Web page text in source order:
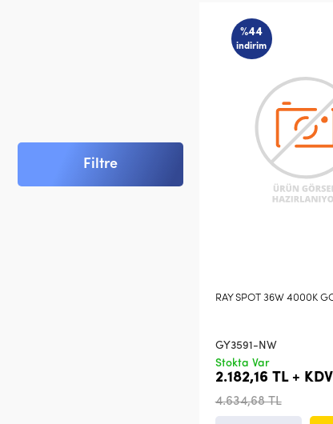
Filtre
%44
indirim
RAY SPOT 36W 4000K
GY3591-NW
Stokta Var
2.182,16 TL + KDV
4.634,68 TL